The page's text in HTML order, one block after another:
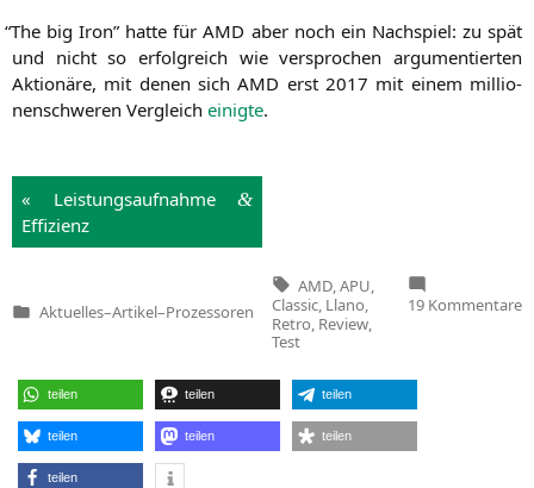
“The big Iron” hat­te fürAMD aber noch ein Nach­spiel: zu spät
und nicht so erfolg­reich wie ver­spro­chen argu­men­tier­ten
Aktio­nä­re, mit denen sichAMD erst 2017 mit einem mil­lio­
nen­schwe­ren Ver­gleich einig­te.
« Leis­tungs­auf­nah­me &
Effi­zi­enz
Veröffentlicht
Aktuelles–Artikel–Prozessoren
Tags:
AMD APU
Classic, Llano,
Retro Review,
Test
19 Kommentare
teilen teilen teilen
teilen teilen teilen
teilen